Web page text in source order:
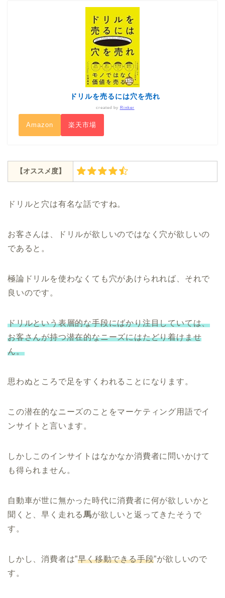
ドリルを売るには穴を売れ
created by Rinker
Amazon 楽天市場
【オススメ度】
ドリルと穴は有名な話ですね。
お客さんは、ドリルが欲しいのではなく穴が欲しいの
であると。
極論ドリルを使わなくても穴があけられれば、それで
良いのです。
ドリルという表層的な手段にばかり注目していては、
お客さんが持つ潜在的なニーズにはたどり着けませ
ん。
思わぬところで足をすくわれることになります。
この潜在的なニーズのことをマーケティング用語でイ
ンサイトと言います。
しかしこのインサイトはなかなか消費者に問いかけて
も得られません。
自動車が世に無かった時代に消費者に何が欲しいかと
聞くと、早く走れる馬が欲しいと返ってきたそうで
す。
しかし、消費者は”早く移動できる手段”が欲しいので
す。